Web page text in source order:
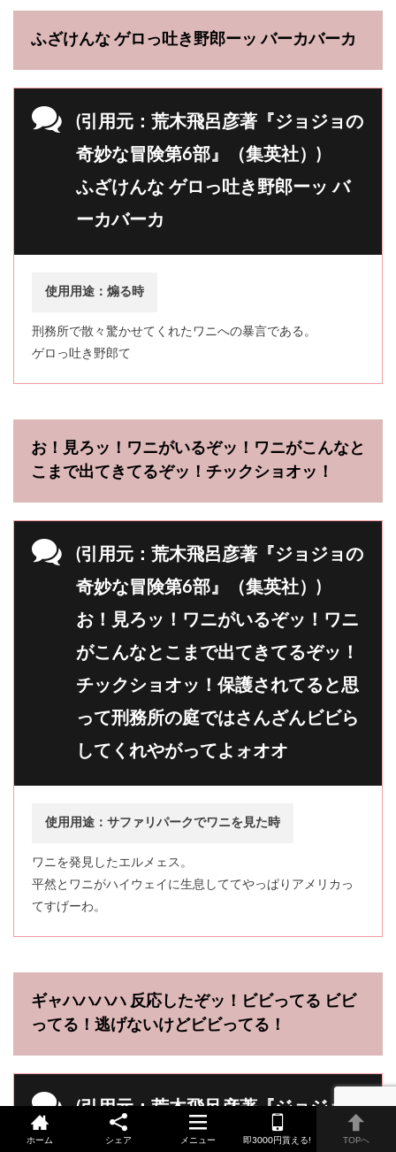
ふざけんな ゲロっ吐き野郎ーッ バーカバーカ
(引用元：荒木飛呂彦著『ジョジョの
奇妙な冒険第6部』（集英社）)
ふざけんな ゲロっ吐き野郎ーッ バ
ーカバーカ
使用用途：煽る時
刑務所で散々驚かせてくれたワニへの暴言である。
ゲロっ吐き野郎て
お！見ろッ！ワニがいるぞッ！ワニがこんなと
こまで出てきてるぞッ！チックショオッ！
(引用元：荒木飛呂彦著『ジョジョの
奇妙な冒険第6部』（集英社）)
お！見ろッ！ワニがいるぞッ！ワニ
がこんなとこまで出てきてるぞッ！
チックショオッ！保護されてると思
って刑務所の庭ではさんざんビビら
してくれやがってよォオオ
使用用途：サファリパークでワニを見た時
ワニを発見したエルメェス。
平然とワニがハイウェイに生息しててやっぱりアメリカっ
てすげーわ。
ギャハハハハ 反応したぞッ！ビビってる ビビ
ってる！逃げないけどビビってる！
(引用元：荒木飛呂彦著『ジョジョの
奇妙な冒険第6部』（集英社）)
ホーム シェア メニュー 即3000円貰える! TOPへ